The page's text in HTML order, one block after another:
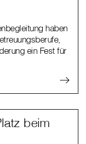
haben
ein Fest für
beim